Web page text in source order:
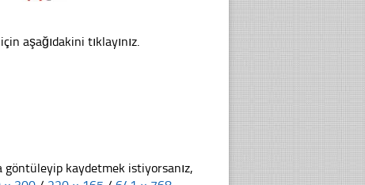
aşağıdakini tıklayınız.
kaydetmek istiyorsanız,